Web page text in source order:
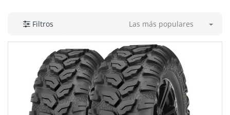
Filtros Las más populares